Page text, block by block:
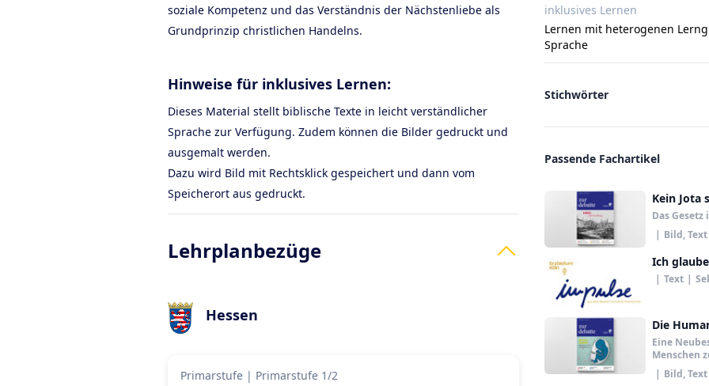
soziale Kompetenz und das Verständnis der Nächstenliebe als
Grundprinzip christlichen Handelns.
Hinweise für inklusives Lernen:
Dieses Material stellt biblische Texte in leicht verständlicher
Sprache zur Verfügung. Zudem können die Bilder gedruckt und
ausgemalt werden.
Dazu wird Bild mit Rechtsklick gespeichert und dann vom
Speicherort aus gedruckt.
Lehrplanbezüge
Hessen
Primarstufe | Primarstufe 1/2
inklusives Lernen
Lernen mit heterogenen
Sprache
Stichwörter
Passende Fachartikel
Kein Jota
Das
| Bild, Text
Ich
| Text |
Die
Eine
Menschen
| Bild, Text